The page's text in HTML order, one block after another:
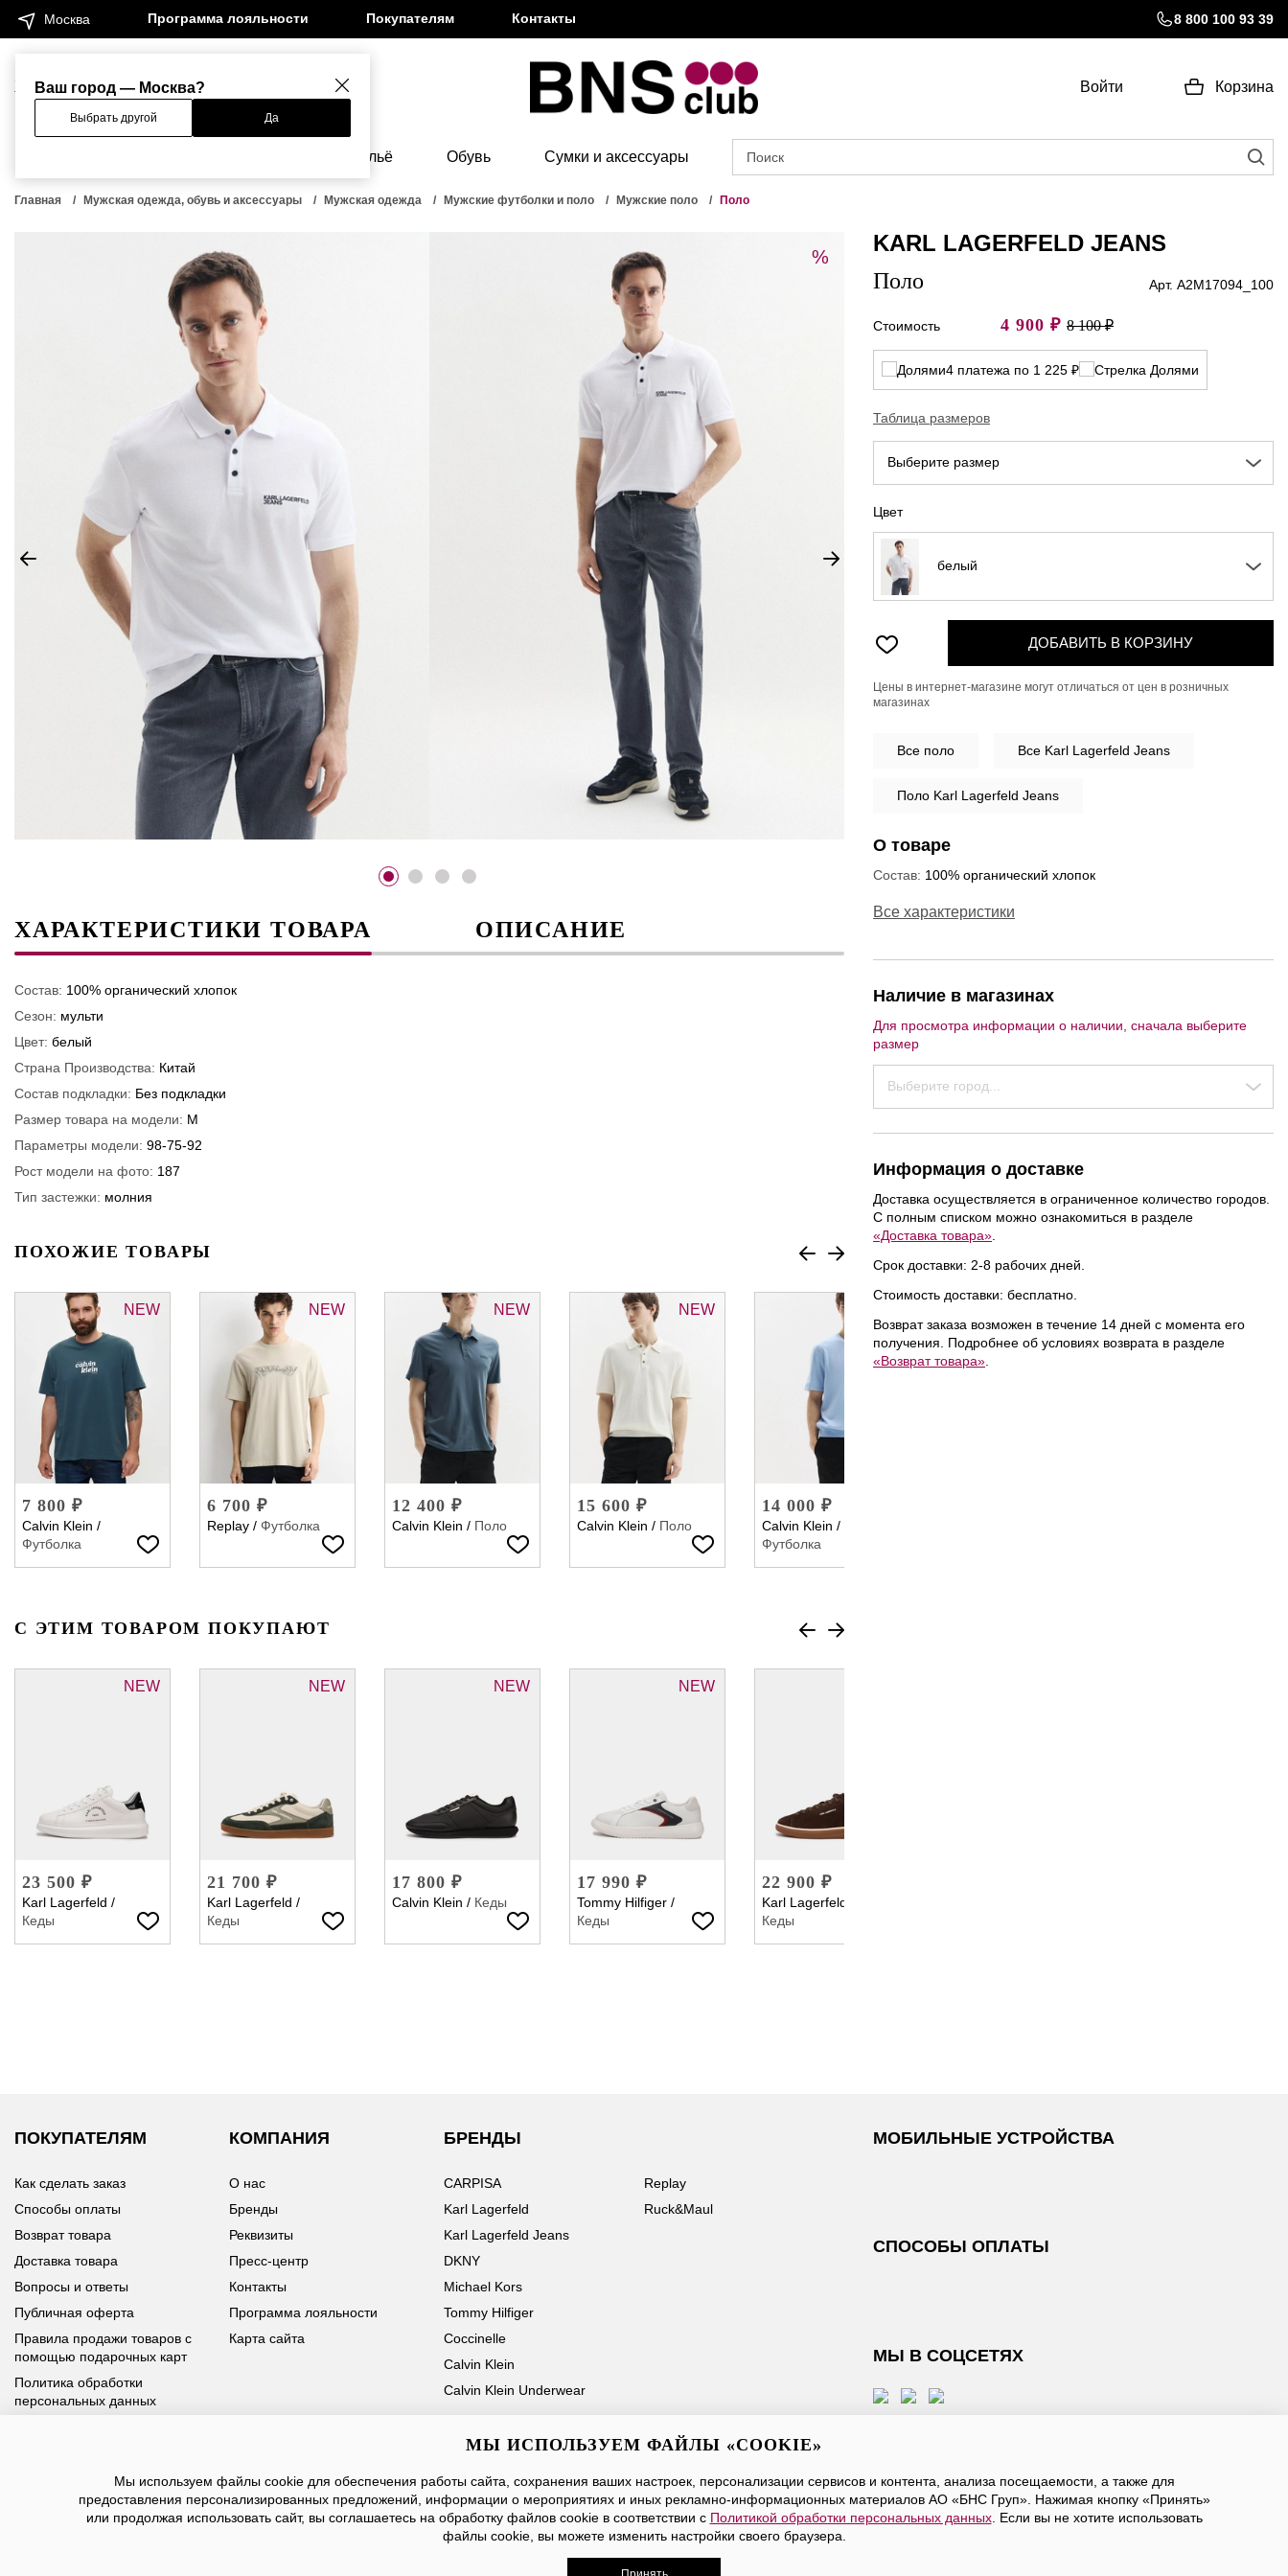
Ваш город — Москва?
Выбрать другой Да
Москва Программа лояльности Покупателям Контакты 8 800 100 93 39
Женщинам Мужчинам Войти Корзина
Бельё Обувь Сумки и аксессуары
Главная Мужская одежда, обувь и аксессуары Мужская одежда Мужские футболки и поло Мужские поло Поло
%
ХАРАКТЕРИСТИКИ ТОВАРА ОПИСАНИЕ
Состав: 100% органический хлопок
Сезон: мульти
Цвет: белый
Страна Производства: Китай
Состав подкладки: Без подкладки
Размер товара на модели: M
Параметры модели: 98-75-92
Рост модели на фото: 187
Тип застежки: молния
ПОХОЖИЕ ТОВАРЫ
NEW
7 800 ₽
Calvin Klein /
Футболка
NEW
6 700 ₽
Replay / Футболка
NEW
12 400 ₽
Calvin Klein / Поло
NEW
15 600 ₽
Calvin Klein / Поло
14 000 ₽
Calvin Klein /
Футболка
С ЭТИМ ТОВАРОМ ПОКУПАЮТ
NEW
23 500 ₽
Karl Lagerfeld /
Кеды
NEW
21 700 ₽
Karl Lagerfeld /
Кеды
NEW
17 800 ₽
Calvin Klein / Кеды
NEW
17 990 ₽
Tommy Hilfiger /
Кеды
22 900 ₽
Karl Lagerfeld
Кеды
KARL LAGERFELD JEANS
Поло Арт. A2M17094_100
Стоимость 4 900 ₽ 8 100 ₽
4 платежа по 1 225 ₽
Таблица размеров
Выберите размер
Цвет
белый
ДОБАВИТЬ В КОРЗИНУ
Цены в интернет-магазине могут отличаться от цен в розничных
магазинах
Все поло Все Karl Lagerfeld Jeans
Поло Karl Lagerfeld Jeans
О товаре
Состав: 100% органический хлопок
Все характеристики
Наличие в магазинах
Для просмотра информации о наличии, сначала выберите
размер
Выберите город...
Информация о доставке
Доставка осуществляется в ограниченное количество городов.
С полным списком можно ознакомиться в разделе
«Доставка товара»
Срок доставки: 2-8 рабочих дней.
Стоимость доставки: бесплатно.
Возврат заказа возможен в течение 14 дней с момента его
получения. Подробнее об условиях возврата в разделе
«Возврат товара»
ПОКУПАТЕЛЯМ
Как сделать заказ
Способы оплаты
Возврат товара
Доставка товара
Вопросы и ответы
Публичная оферта
Правила продажи товаров с
помощью подарочных карт
Политика обработки
персональных данных
КОМПАНИЯ
О нас
Бренды
Реквизиты
Пресс-центр
Контакты
Программа лояльности
Карта сайта
БРЕНДЫ
CARPISA
Karl Lagerfeld
Karl Lagerfeld Jeans
DKNY
Michael Kors
Tommy Hilfiger
Coccinelle
Calvin Klein
Calvin Klein Underwear
Replay
Ruck&Maul
МОБИЛЬНЫЕ УСТРОЙСТВА
СПОСОБЫ ОПЛАТЫ
МЫ В СОЦСЕТЯХ
У вас возникли вопросы?
Позвоните нам по телефону8 800 100 93 39или заполните
форму, мы обязательно с вами свяжемся
Ваше имя Email
Нажимая на кнопку «Отправить», вы принимаете условияПубличной оферты, даетесогласие на обработку персональных данных
МЫ ИСПОЛЬЗУЕМ ФАЙЛЫ «COOKIE»
Мы используем файлы cookie для обеспечения работы сайта, сохранения ваших настроек, персонализации сервисов и контента, анализа посещаемости, а также для
предоставления персонализированных предложений, информации о мероприятиях и иных рекламно-информационных материалов АО «БНС Груп». Нажимая кнопку «Принять»
или продолжая использовать сайт, вы соглашаетесь на обработку файлов cookie в соответствии с Политикой обработки персональных данных. Если вы не хотите использовать
файлы cookie, вы можете изменить настройки своего браузера.